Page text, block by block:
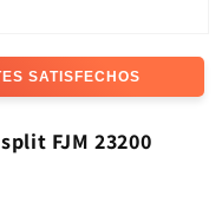
SATISFECHOS
FJM 23200